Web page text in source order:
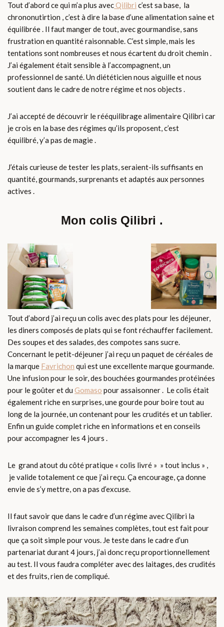
Tout d’abord ce qui m’a plus avecQilibri c’est sa base, la
chrononutirtion , c’est à dire la base d’une alimentation saine et
équilibrée . Il faut manger de tout, avec gourmandise, sans
frustration en quantité raisonnable. C’est simple, mais les
tentations sont nombreuses et nous écartent du droit chemin .
J’ai également était sensible à l’accompagnent, un
professionnel de santé. Un diététicien nous aiguille et nous
soutient dans le cadre de notre régime et nos objects .
J’ai accepté de découvrir le rééquilibrage alimentaire Qilibri car
je crois en la base des régimes qu’ils proposent, c’est
équilibré, y’a pas de magie .
J’étais curieuse de tester les plats, seraient-ils suffisants en
quantité, gourmands, surprenants et adaptés aux personnes
actives .
Mon colis Qilibri .
Tout d’abord j’ai reçu un colis avec des plats pour les déjeuner,
les diners composés de plats qui se font réchauffer facilement.
Des soupes et des salades, des compotes sans sucre.
Concernant le petit-déjeuner j’ai reçu un paquet de céréales de
la marque Favrichon qui est une excellente marque gourmande.
Une infusion pour le soir, des bouchées gourmandes protéinées
pour le goûter et du Gomaso pour assaisonner . Le colis était
également riche en surprises, une gourde pour boire tout au
long de la journée, un contenant pour les crudités et un tablier.
Enfin un guide complet riche en informations et en conseils
pour accompagner les 4 jours .
Le grand atout du côté pratique « colis livré » » tout inclus » ,
je valide totalement ce que j’ai reçu. Ça encourage, ça donne
envie de s’y mettre, on a pas d’excuse.
Il faut savoir que dans le cadre d’un régime avec Qilibri la
livraison comprend les semaines complètes, tout est fait pour
que ça soit simple pour vous. Je teste dans le cadre d’un
partenariat durant 4 jours, j’ai donc reçu proportionnellement
au test. Il vous faudra compléter avec des laitages, des crudités
et des fruits, rien de compliqué.